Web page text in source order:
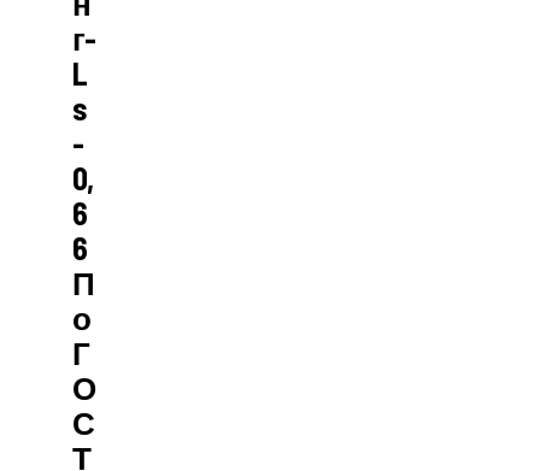
Г-
L
S
-
0,
6
6
П
О
Г
О
С
Т